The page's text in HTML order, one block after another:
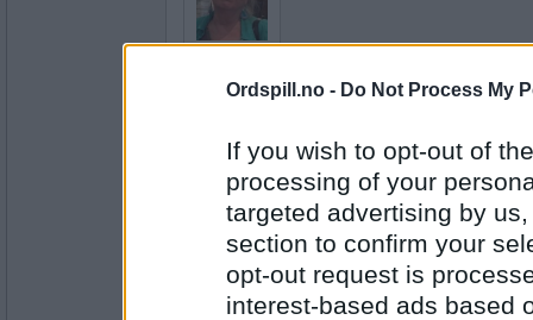
Ordspill.no - Do Not Process My
If you wish to opt-out of
processing of your
targeted advertising by
section to confirm your
opt-out request is
interest-based ads based
Antall innlegg:
liverbird1